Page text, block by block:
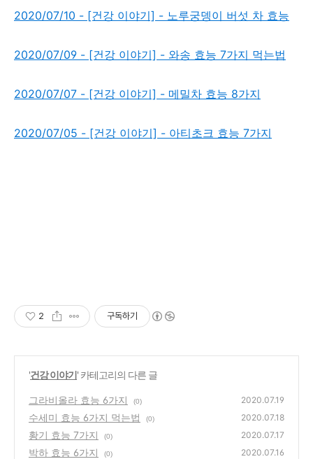
2020/07/10 - [건강 이야기] - 노루궁뎅이 버섯 차 효능
2020/07/09 - [건강 이야기] - 와송 효능 7가지 먹는법
2020/07/07 - [건강 이야기] - 메밀차 효능 8가지
2020/07/05 - [건강 이야기] - 아티초크 효능 7가지
2 구독하기
'건강 이야기' 카테고리의 다른 글
그라비올라 효능 6가지 (0) 2020.07.19
수세미 효능 6가지 먹는법 (0) 2020.07.18
황기 효능 7가지 (0) 2020.07.17
박하 효능 6가지 (0) 2020.07.16